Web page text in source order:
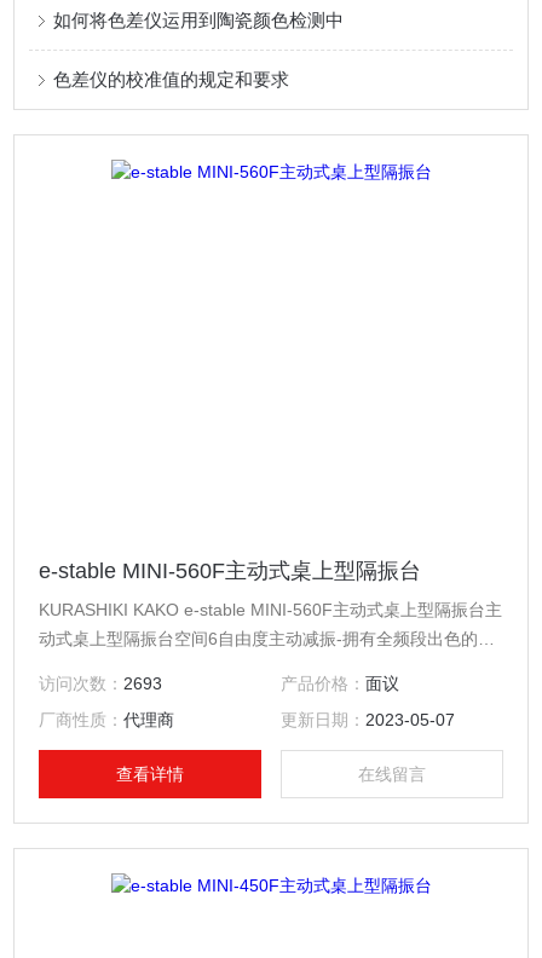
如何将色差仪运用到陶瓷颜色检测中
色差仪的校准值的规定和要求
e-stable MINI-560F主动式桌上型隔振台
KURASHIKI KAKO e-stable MINI-560F主动式桌上型隔振台主
动式桌上型隔振台空间6自由度主动减振-拥有全频段出色的抗
访问次数： 2693 产品价格： 面议
厂商性质：代理商 更新日期： 2023-05-07
查看详情 在线留言